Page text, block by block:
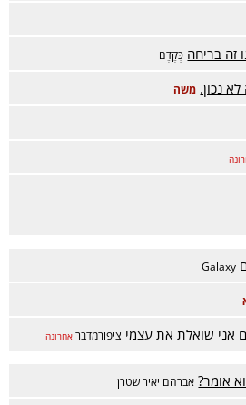
זה בריחה כְּקֶדֶם
נכון. משה
Galaxy
אני שואלת את עצמי ציפורמדבר אחרונה
אומר? אברהם יאיר שטרן